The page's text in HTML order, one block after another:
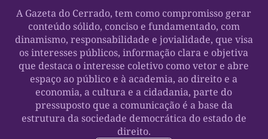
A Gazeta do Cerrado, tem como compromisso gerar
conteúdo sólido, conciso e fundamentado, com
dinamismo, responsabilidade e jovialidade, que visa
os interesses públicos, informação clara e objetiva
que destaca o interesse coletivo como vetor e abre
espaço ao público e à academia, ao direito e a
economia, a cultura e a cidadania, parte do
pressuposto que a comunicação é a base da
estrutura da sociedade democrática do estado de
direito.